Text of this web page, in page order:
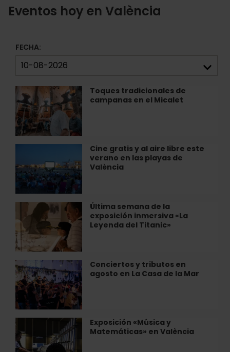
Eventos hoy en València
FECHA:
Toques tradicionales de
campanas en el Micalet
Toques
tradicionales
de
campanas
en
el
Cine gratis y al aire libre este
verano en las playas de
València
y
aire
libre
este
en
las
de
València
Última semana de la
exposición inmersiva «La
Leyenda del Titanic»
Última
semana
de
la
exposición
inmersiva
«La
Leyenda
del
Titanic»
Conciertos y tributos en
agosto en La Casa de la Mar
Conciertos
y
tributos
en
agosto
en
La
Casa
Exposición «Música y
Matemáticas» en València
Exposición
«Música
y